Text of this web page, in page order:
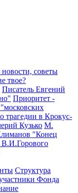
новости, советы
твое?
Писатель Евгений
Приоритет -
трагедии в Крокус-
Кузько М.
"Конец
Структура
Фонда